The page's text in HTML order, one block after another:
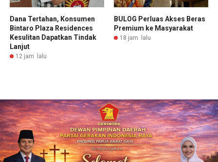
Dana Tertahan, Konsumen
Bintaro Plaza Residences
Kesulitan Dapatkan Tindak
Lanjut
12 jam lalu
BULOG Perluas Akses Beras
Premium ke Masyarakat
18 jam lalu